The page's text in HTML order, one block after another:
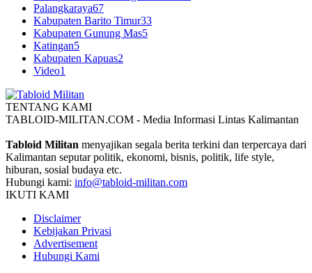
Palangkaraya67
Kabupaten Barito Timur33
Kabupaten Gunung Mas5
Katingan5
Kabupaten Kapuas2
Video1
TENTANG KAMI
TABLOID-MILITAN.COM - Media Informasi Lintas Kalimantan
Tabloid Militan menyajikan segala berita terkini dan terpercaya dari
Kalimantan seputar politik, ekonomi, bisnis, politik, life style,
hiburan, sosial budaya etc.
Hubungi kami: info@tabloid-militan.com
IKUTI KAMI
Disclaimer
Kebijakan Privasi
Advertisement
Hubungi Kami